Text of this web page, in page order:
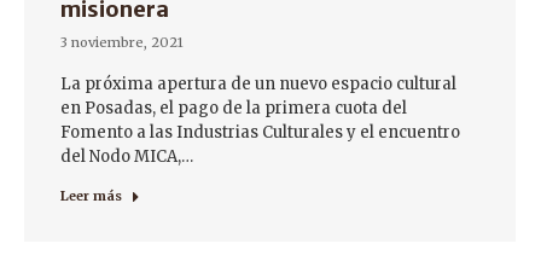
misionera
3 noviembre, 2021
La próxima apertura de un nuevo espacio cultural
en Posadas, el pago de la primera cuota del
Fomento a las Industrias Culturales y el encuentro
del Nodo MICA,…
Leer más